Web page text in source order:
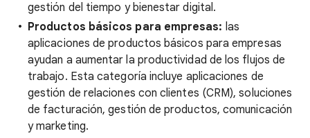
gestión del tiempo y bienestar digital.
Productos básicos para empresas: las
aplicaciones de productos básicos para empresas
ayudan a aumentar la productividad de los flujos de
trabajo. Esta categoría incluye aplicaciones de
gestión de relaciones con clientes (CRM), soluciones
de facturación, gestión de productos, comunicación
y marketing.